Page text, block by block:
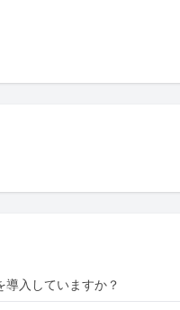
導入していますか？